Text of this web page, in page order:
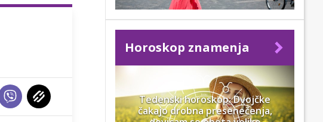
Horoskop znamenja
Tedenski horoskop: Dvojčke
čakajo drobna presenečenja,